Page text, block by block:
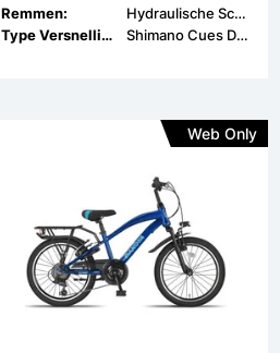
Remmen:
Hydraulische Schijfrem
Type Versnellingen:
Shimano Cues Derailleur
Web Only